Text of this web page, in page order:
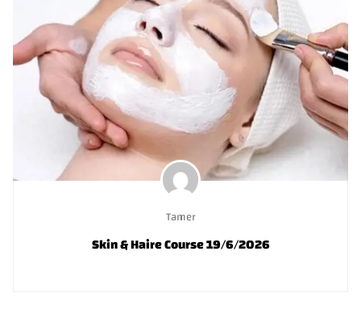
Tamer
Skin & Haire Course 19/6/2026